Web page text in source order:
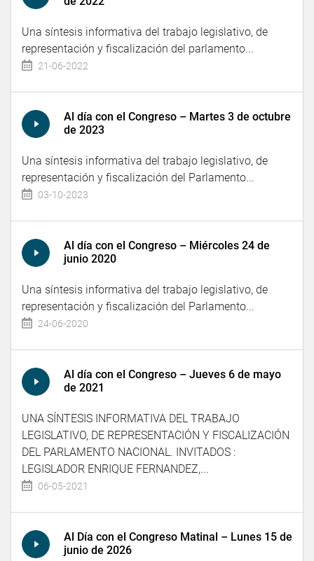
Una síntesis informativa del trabajo legislativo, de
representación y fiscalización del parlamento...
21-06-2022
Al día con el Congreso – Martes 3 de octubre
de 2023
Una síntesis informativa del trabajo legislativo, de
representación y fiscalización del Parlamento...
03-10-2023
Al día con el Congreso – Miércoles 24 de
junio 2020
Una síntesis informativa del trabajo legislativo, de
representación y fiscalización del Parlamento...
24-06-2020
Al día con el Congreso – Jueves 6 de mayo
de 2021
UNA SÍNTESIS INFORMATIVA DEL TRABAJO
LEGISLATIVO, DE REPRESENTACIÓN Y FISCALIZACIÓN
DEL PARLAMENTO NACIONAL. INVITADOS :
LEGISLADOR ENRIQUE FERNANDEZ,...
06-05-2021
Al Día con el Congreso Matinal – Lunes 15 de
junio de 2026